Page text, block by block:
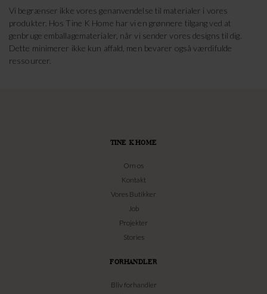
Vi begrænser ikke vores genanvendelse til materialer i vores
produkter. Hos Tine K Home har vi en grønnere tilgang ved at
genbruge emballagematerialer, når vi sender vores designs til dig.
Dette minimerer ikke kun affald, men bevarer også værdifulde
ressourcer.
TINE K HOME
Om os
Kontakt
Vores Butikker
Job
Projekter
Stories
FORHANDLER
Bliv forhandler